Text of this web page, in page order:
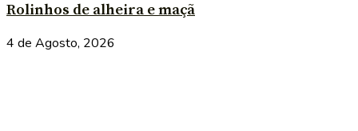
Rolinhos de alheira e maçã
4 de Agosto, 2026